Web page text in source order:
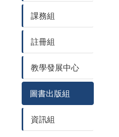
課務組
註冊組
教學發展中心
圖書出版組
資訊組